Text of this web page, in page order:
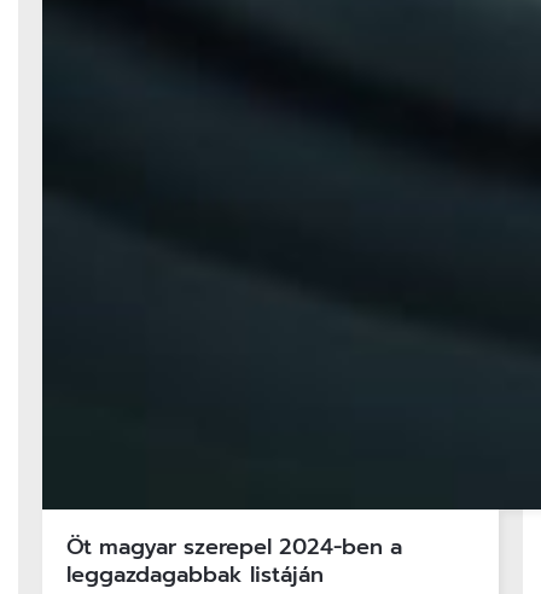
Öt magyar szerepel 2024-ben a
leggazdagabbak listáján